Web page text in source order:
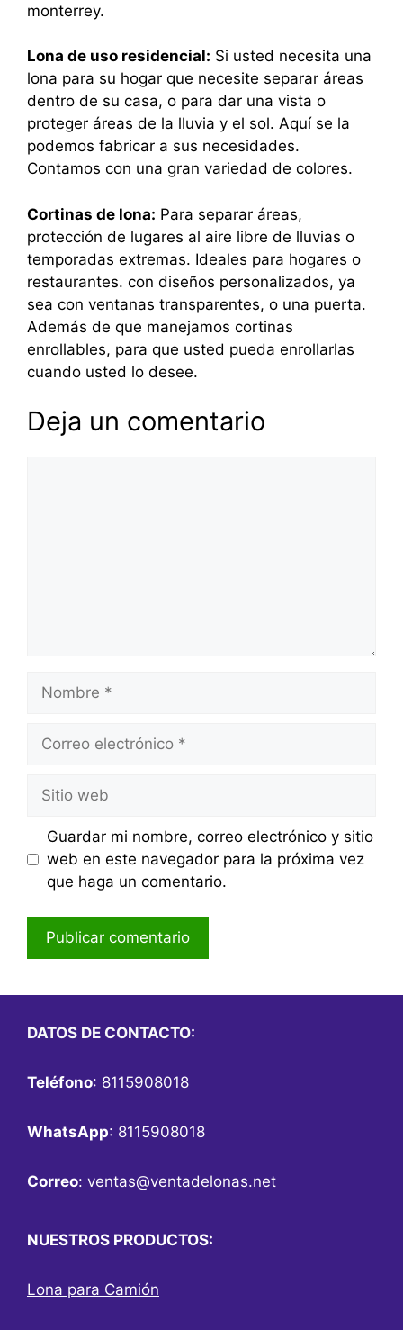
monterrey.
Lona de uso residencial: Si usted necesita una
lona para su hogar que necesite separar áreas
dentro de su casa, o para dar una vista o
proteger áreas de la lluvia y el sol. Aquí se la
podemos fabricar a sus necesidades.
Contamos con una gran variedad de colores.
Cortinas de lona: Para separar áreas,
protección de lugares al aire libre de lluvias o
temporadas extremas. Ideales para hogares o
restaurantes. con diseños personalizados, ya
sea con ventanas transparentes, o una puerta.
Además de que manejamos cortinas
enrollables, para que usted pueda enrollarlas
cuando usted lo desee.
Deja un comentario
Nombre
Correo
Sitio
web
Guardar mi nombre, correo electrónico y sitio
web en este navegador para la próxima vez
que haga un comentario.
DATOS DE CONTACTO:
Teléfono: 8115908018
WhatsApp: 8115908018
Correo: ventas@ventadelonas.net
NUESTROS PRODUCTOS:
Lona para Camión